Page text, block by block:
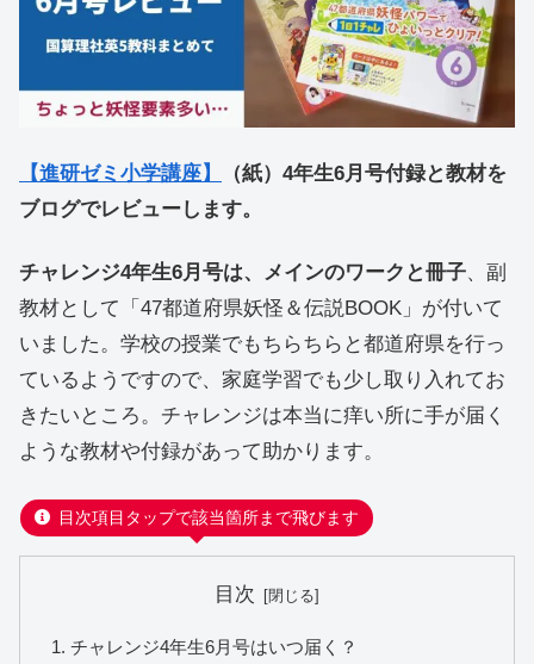
【進研ゼミ小学講座】
（紙）4年生6月号付録と教材を
ブログでレビューします。
チャレンジ4年生6月号は、メインのワークと冊子、副
教材として「47都道府県妖怪＆伝説BOOK」が付いて
いました。学校の授業でもちらちらと都道府県を行っ
ているようですので、家庭学習でも少し取り入れてお
きたいところ。チャレンジは本当に痒い所に手が届く
ような教材や付録があって助かります。
目次項目タップで該当箇所まで飛びます
目次
チャレンジ4年生6月号はいつ届く？